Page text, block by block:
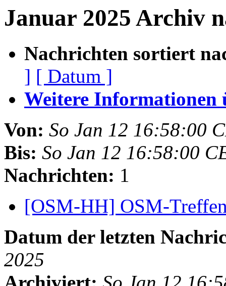
Januar 2025 Archiv
Nachrichten sortiert
] [ Datum ]
Weitere Informationen
Von: So Jan 12 16:58:00
Bis: So Jan 12 16:58:00
Nachrichten: 1
[OSM-HH] OSM-
Datum der letzten
2025